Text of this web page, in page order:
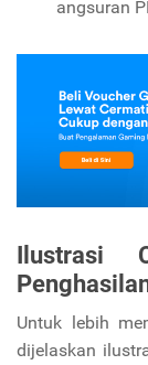
angsuran
Ilustrasi
Untuk lebih
dijelaskan